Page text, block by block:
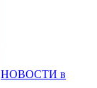
НОВОСТИ в